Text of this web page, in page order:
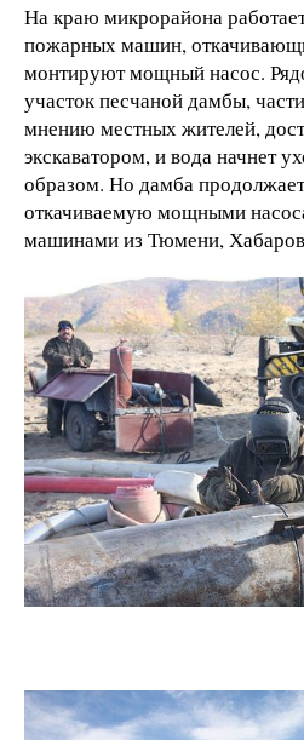
На краю микрорайона
пожарных машин,
монтируют мощный насос.
участок песчаной дамбы,
мнению местных жителей,
экскаватором, и вода начнет
образом. Но дамба
откачиваемую мощными
машинами из Тюмени,